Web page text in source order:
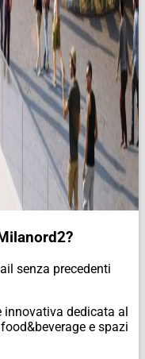
senza precedenti
innovativa dedicata al
e spazi